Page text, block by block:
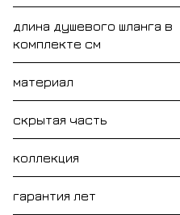
длина душевого шланга в
комплекте см
материал
скрытая часть
коллекция
гарантия лет